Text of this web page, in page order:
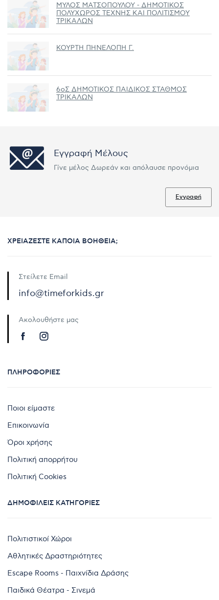
ΜΥΛΟΣ ΜΑΤΣΟΠΟΥΛΟΥ - ΔΗΜΟΤΙΚΟΣ
ΠΟΛΥΧΩΡΟΣ ΤΕΧΝΗΣ ΚΑΙ ΠΟΛΙΤΙΣΜΟΥ
ΤΡΙΚΑΛΩΝ
ΚΟΥΡΤΗ ΠΗΝΕΛΟΠΗ Γ.
6οΣ ΔΗΜΟΤΙΚΟΣ ΠΑΙΔΙΚΟΣ ΣΤΑΘΜΟΣ
ΤΡΙΚΑΛΩΝ
Εγγραφή Μέλους
Γίνε μέλος Δωρεάν και απόλαυσε προνόμια
Εγγραφή
ΧΡΕΙΆΖΕΣΤΕ ΚΆΠΟΙΑ ΒΟΉΘΕΙΑ;
Στείλετε Email
info@timeforkids.gr
Ακολουθήστε μας
ΠΛΗΡΟΦΟΡΊΕΣ
Ποιοι είμαστε
Επικοινωνία
Όροι χρήσης
Πολιτική απορρήτου
Πολιτική Cookies
ΔΗΜΟΦΙΛΕΊΣ ΚΑΤΗΓΟΡΊΕΣ
Πολιτιστικοί Χώροι
Αθλητικές Δραστηριότητες
Escape Rooms - Παιχνίδια Δράσης
Παιδικά Θέατρα - Σινεμά